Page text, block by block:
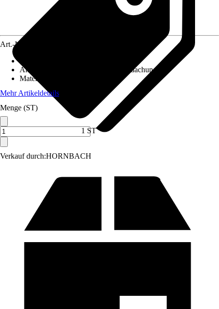
Verkauf durch:HORNBACH
Art.-Nr.
Anwendungsbereich
Terrassenüberdachung
Material
Mehr Artikeldetails
Menge (ST)
1 ST